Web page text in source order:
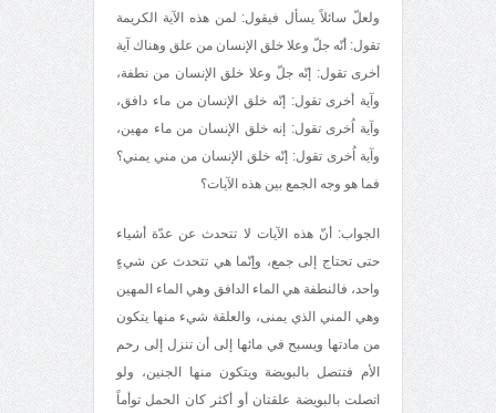
ولعلّ سائلاً يسأل فيقول: لمن هذه الآية الكريمة
تقول: أنّه جلّ وعلا خلق الإنسان من علق وهناك آية
أخرى تقول: إنّه جلّ وعلا خلق الإنسان من نطفة،
وآية أخرى تقول: إنّه خلق الإنسان من ماء دافق،
وآية اُخرى تقول: إنه خلق الإنسان من ماء مهين،
وآية اُخرى تقول: إنّه خلق الإنسان من مني يمني؟
فما هو وجه الجمع بين هذه الآيات؟
الجواب: أنّ هذه الآيات لا تتحدث عن عدّة أشياء
حتى تحتاج إلى جمع، وإنّما هي تتحدث عن شيءٍ
واحد، فالنطفة هي الماء الدافق وهي الماء المهين
وهي المني الذي يمنى، والعلقة شيء منها يتكون
من مادتها ويسبح في مائها إلى أن تنزل إلى رحم
الأم فتتصل بالبويضة ويتكون منها الجنين، ولو
اتصلت بالبويضة علقتان أو أكثر كان الحمل توأماً